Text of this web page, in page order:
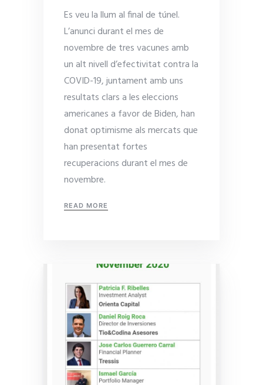
Es veu la llum al final de túnel.
L’anunci durant el mes de
novembre de tres vacunes amb
un alt nivell d’efectivitat contra la
COVID-19, juntament amb uns
resultats clars a les eleccions
americanes a favor de Biden, han
donat optimisme als mercats que
han presentat fortes
recuperacions durant el mes de
novembre.
READ MORE